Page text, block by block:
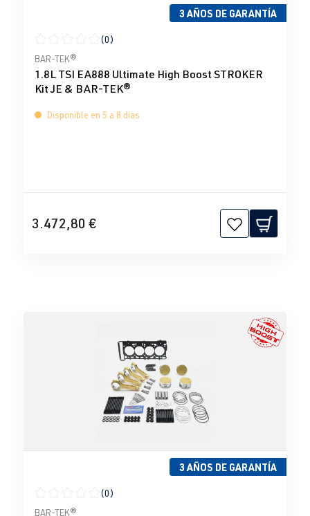
3 AÑOS DE GARANTÍA
Calificación promedio de 0 de 5 estrellas
(0)
BAR-TEK®
1.8L TSI EA888 Ultimate High Boost STROKER
Kit JE & BAR-TEK®
Disponible en 5 a 8 días
3.472,80 €
3 AÑOS DE GARANTÍA
Calificación promedio de 0 de 5 estrellas
(0)
BAR-TEK®